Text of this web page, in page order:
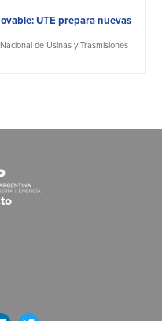
UTE prepara nuevas
de Usinas y Trasmisiones